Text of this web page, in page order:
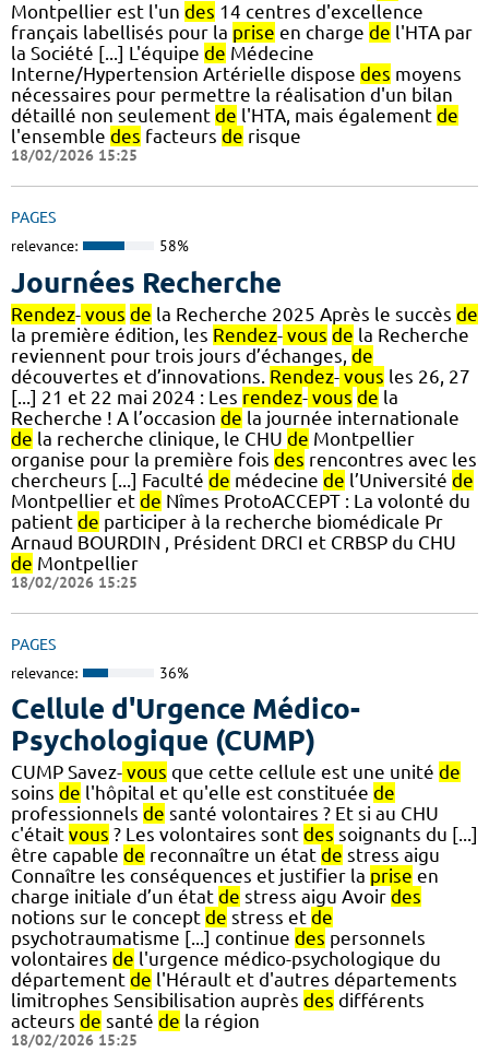
Montpellier est l'un des 14 centres d'excellence
français labellisés pour la prise en charge de l'HTA par
la Société [...] L'équipe de Médecine
Interne/Hypertension Artérielle dispose des moyens
nécessaires pour permettre la réalisation d'un bilan
détaillé non seulement de l'HTA, mais également de
l'ensemble des facteurs de risque
18/02/2026 15:25
PAGES
relevance: 58%
Journées Recherche
Rendez- vous de la Recherche 2025 Après le succès de
la première édition, les Rendez- vous de la Recherche
reviennent pour trois jours d’échanges, de
découvertes et d’innovations. Rendez- vous les 26, 27
[...] 21 et 22 mai 2024 : Les rendez- vous de la
Recherche ! A l’occasion de la journée internationale
de la recherche clinique, le CHU de Montpellier
organise pour la première fois des rencontres avec les
chercheurs [...] Faculté de médecine de l’Université de
Montpellier et de Nîmes ProtoACCEPT : La volonté du
patient de participer à la recherche biomédicale Pr
Arnaud BOURDIN , Président DRCI et CRBSP du CHU
de Montpellier
18/02/2026 15:25
PAGES
relevance: 36%
Cellule d'Urgence Médico-
Psychologique (CUMP)
CUMP Savez- vous que cette cellule est une unité de
soins de l'hôpital et qu'elle est constituée de
professionnels de santé volontaires ? Et si au CHU
c'était vous ? Les volontaires sont des soignants du [...]
être capable de reconnaître un état de stress aigu
Connaître les conséquences et justifier la prise en
charge initiale d’un état de stress aigu Avoir des
notions sur le concept de stress et de
psychotraumatisme [...] continue des personnels
volontaires de l'urgence médico-psychologique du
département de l'Hérault et d'autres départements
limitrophes Sensibilisation auprès des différents
acteurs de santé de la région
18/02/2026 15:25